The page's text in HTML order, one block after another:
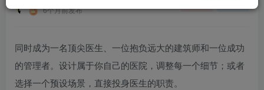
6个月前发布
同时成为一名顶尖医生、一位抱负远大的建筑师和一位成功
的管理者。设计属于你自己的医院，调整每一个细节；或者
选择一个预设场景，直接投身医生的职责。